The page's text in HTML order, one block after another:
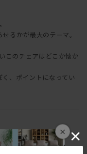
×
るかが最大のテーマ。
このチェアはどこか懐か
、ポイントになってい